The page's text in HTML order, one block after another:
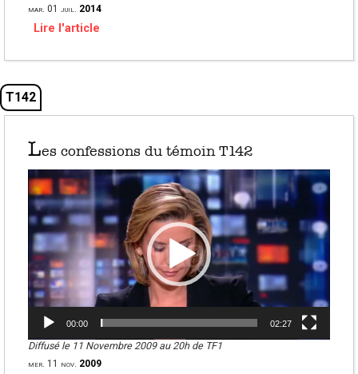
mar. 01 juil. 2014
Lire l'article
T142
Les confessions du témoin T142
Lecteur
vidéo
00:00 02:27
Diffusé le 11 Novembre 2009 au 20h de TF1
mer. 11 nov. 2009